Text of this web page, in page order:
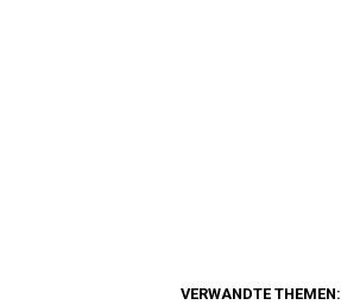
VERWANDTE THEMEN: